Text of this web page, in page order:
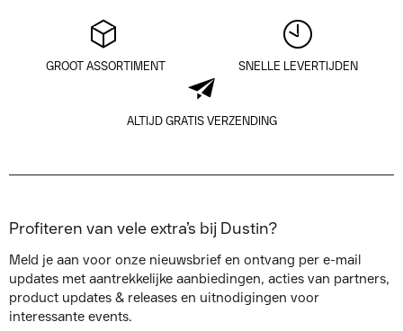
GROOT ASSORTIMENT SNELLE LEVERTIJDEN
ALTIJD GRATIS VERZENDING
Profiteren van vele extra’s bij Dustin?
Meld je aan voor onze nieuwsbrief en ontvang per e-mail
updates met aantrekkelijke aanbiedingen, acties van partners,
product updates & releases en uitnodigingen voor
interessante events.